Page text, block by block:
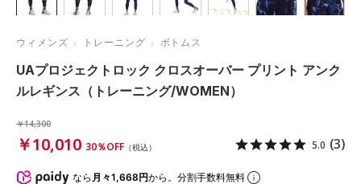
ウィメンズ トレーニング ボトムス
UAプロジェクトロック クロスオーバー プリント アンク
ルレギンス（トレーニング/WOMEN）
￥14,300
￥10,010 30％OFF （税込） 5.0 (3)
なら 月々1,668円から。分割手数料無料